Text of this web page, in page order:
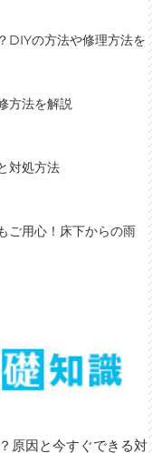
DIYの方法や修理方法を
方法を解説
対処方法
ご用心！床下からの雨
原因と今すぐできる対